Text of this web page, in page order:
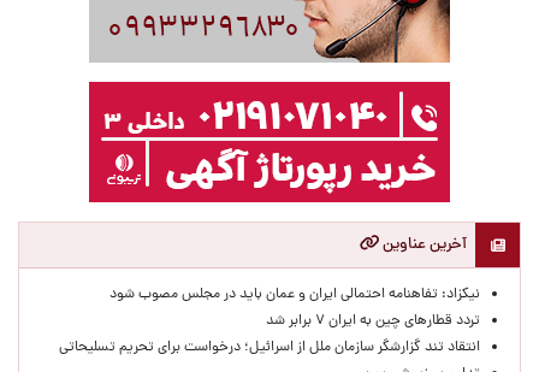
آخرین عناوین
نیکزاد: تفاهنامه احتمالی ایران و عمان باید در مجلس مصوب شود
تردد قطارهای چین به ایران ۷ برابر شد
انتقاد تند گزارشگر سازمان ملل از اسرائیل؛ درخواست برای تحریم تسلیحاتی